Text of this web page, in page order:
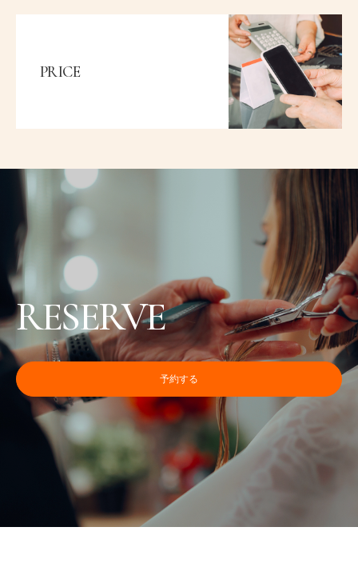
PRICE
RESERVE
予約する